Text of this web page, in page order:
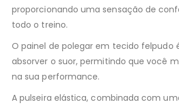
proporcionando uma sensação de
todo o treino.
O painel de polegar em tecido felpudo
absorver o suor, permitindo que você
na sua performance.
A pulseira elástica, combinada com